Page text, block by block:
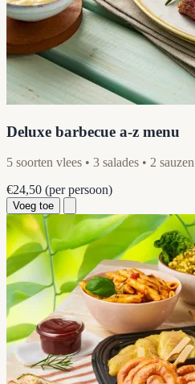
Deluxe barbecue a-z menu
5 soorten vlees • 3 salades • 2 sauzen
€24,50 (per persoon)
Voeg toe